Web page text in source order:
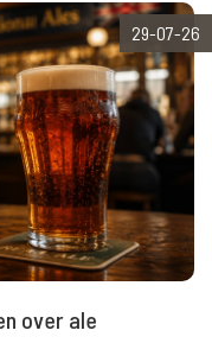
29-07-26
over ale